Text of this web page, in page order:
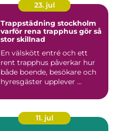
23. jul
Trappstädning stockholm
varför rena trapphus gör så
stor skillnad
En välskött entré och ett
rent trapphus påverkar hur
både boende, besökare och
hyresgäster upplever ...
11. jul